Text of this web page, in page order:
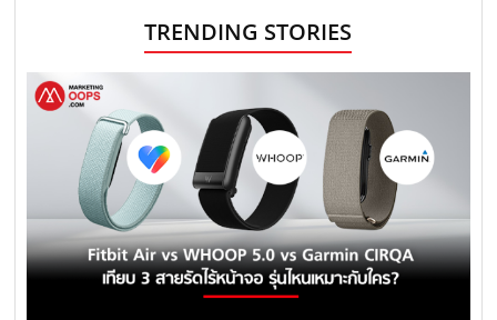
TRENDING STORIES